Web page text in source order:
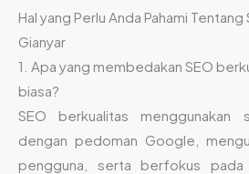
Hal yang Perlu Anda Pahami
Gianyar
1. Apa yang membedakan SEO
biasa?
SEO berkualitas menggunakan
dengan pedoman Google,
pengguna, serta berfokus pada